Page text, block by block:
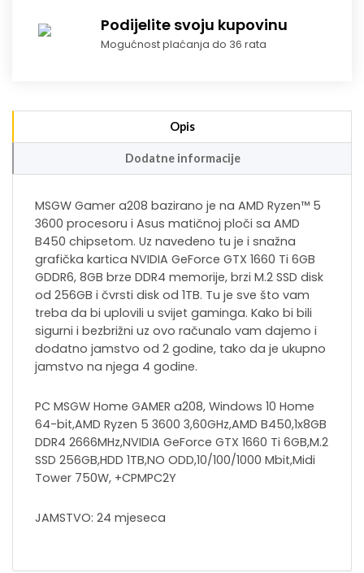
Podijelite svoju kupovinu
Mogućnost plaćanja do 36 rata
Opis
Dodatne informacije
MSGW Gamer a208 bazirano je na AMD Ryzen™ 5
3600 procesoru i Asus matičnoj ploči sa AMD
B450 chipsetom. Uz navedeno tu je i snažna
grafička kartica NVIDIA GeForce GTX 1660 Ti 6GB
GDDR6, 8GB brze DDR4 memorije, brzi M.2 SSD disk
od 256GB i čvrsti disk od 1TB. Tu je sve što vam
treba da bi uplovili u svijet gaminga. Kako bi bili
sigurni i bezbrižni uz ovo računalo vam dajemo i
dodatno jamstvo od 2 godine, tako da je ukupno
jamstvo na njega 4 godine.
PC MSGW Home GAMER a208, Windows 10 Home
64-bit,AMD Ryzen 5 3600 3,60GHz,AMD B450,1x8GB
DDR4 2666MHz,NVIDIA GeForce GTX 1660 Ti 6GB,M.2
SSD 256GB,HDD 1TB,NO ODD,10/100/1000 Mbit,Midi
Tower 750W, +CPMPC2Y
JAMSTVO: 24 mjeseca